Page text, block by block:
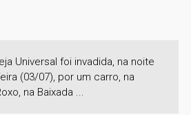
Universal foi invadida, na noite
(03/07), por um carro, na
na Baixada ...